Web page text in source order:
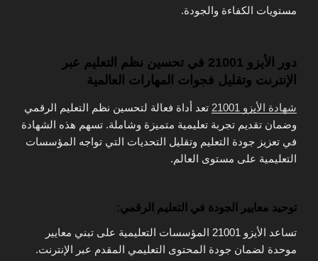
مستويات الكفاءة والجودة.
دور الأيزو 21001 في تحسين نظم التعليم عبر
الإنترنت وتقليل فجوات المهارات العالمية
شهادة الأيزو 21001
تعد أداة فعالة لتحسين نظم التعليم الرقمي
وضمان تقديم تجربة تعليمية متميزة وشاملة. تسهم هذه الشهادة
في تعزيز جودة التعليم وتقليل التحديات التي تواجه المؤسسات
التعليمية على مستوى العالم.
توحيد معايير الجودة في التعليم الرقمي:
تساعد الأيزو 21001 المؤسسات التعليمية على تبني معايير
موحدة لضمان جودة المحتوى التعليمي المقدم عبر الإنترنت.